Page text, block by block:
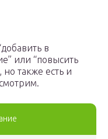
в
или “повысить
также есть и